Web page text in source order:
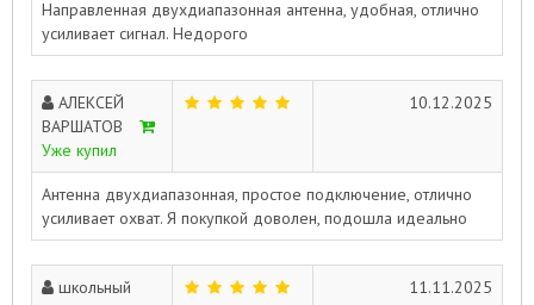
Направленная двухдиапазонная антенна, удобная, отлично
усиливает сигнал. Недорого
АЛЕКСЕЙ
ВАРШАТОВ
Уже купил
10.12.2025
Антенна двухдиапазонная, простое подключение, отлично
усиливает охват. Я покупкой доволен, подошла идеально
школьный
11.11.2025